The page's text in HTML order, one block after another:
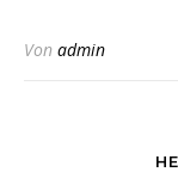
Von admin